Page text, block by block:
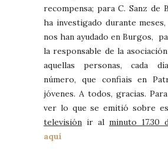
recompensa; para C. Sanz de
ha investigado durante
nos han ayudado en Burgos,
la responsable de la
aquellas personas, cada
número, que confiais en
jóvenes. A todos, gracias.
ver lo que se emitió sobre
televisión ir al minuto 17.30
aquí